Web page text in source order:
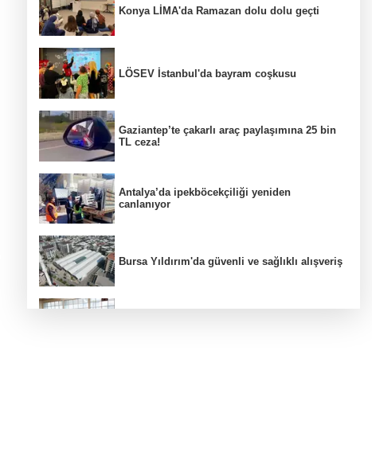
Konya LİMA'da Ramazan dolu dolu geçti
LÖSEV İstanbul'da bayram coşkusu
Gaziantep’te çakarlı araç paylaşımına 25 bin
TL ceza!
Antalya’da ipekböcekçiliği yeniden
canlanıyor
Bursa Yıldırım'da güvenli ve sağlıklı alışveriş